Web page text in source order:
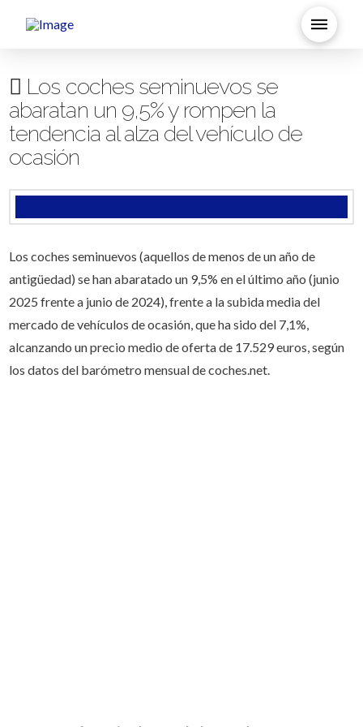
Los coches seminuevos se
abaratan un 9,5% y rompen la
tendencia al alza del vehículo de
ocasión
Los coches seminuevos (aquellos de menos de un año de
antigüedad) se han abaratado un 9,5% en el último año (junio
2025 frente a junio de 2024), frente a la subida media del
mercado de vehículos de ocasión, que ha sido del 7,1%,
alcanzando un precio medio de oferta de 17.529 euros, según
los datos del barómetro mensual de coches.net.